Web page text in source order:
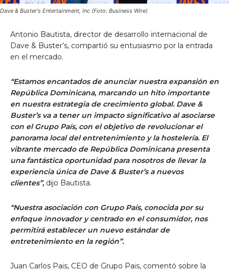
Dave & Buster's Entertainment, Inc (Foto: Business Wire)
Antonio Bautista, director de desarrollo internacional de
Dave & Buster’s, compartió su entusiasmo por la entrada
en el mercado.
“Estamos encantados de anunciar nuestra expansión en
República Dominicana, marcando un hito importante
en nuestra estrategia de crecimiento global. Dave &
Buster’s va a tener un impacto significativo al asociarse
con el Grupo País, con el objetivo de revolucionar el
panorama local del entretenimiento y la hostelería. El
vibrante mercado de República Dominicana presenta
una fantástica oportunidad para nosotros de llevar la
experiencia única de Dave & Buster’s a nuevos
clientes”,dijo Bautista.
“Nuestra asociación con Grupo País, conocida por su
enfoque innovador y centrado en el consumidor, nos
permitirá establecer un nuevo estándar de
entretenimiento en la región”.
Juan Carlos Pais, CEO de Grupo Pais, comentó sobre la